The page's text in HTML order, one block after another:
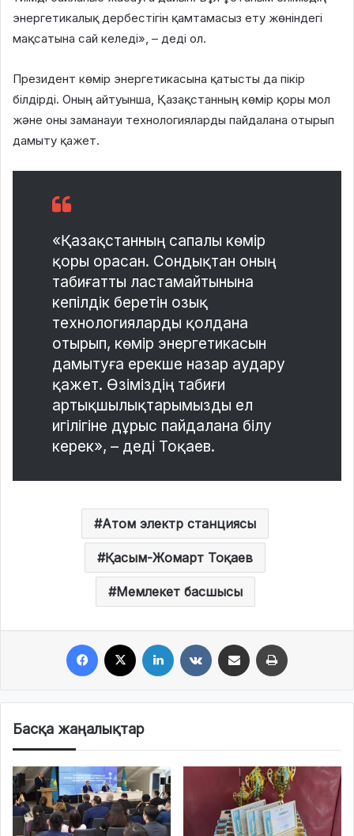
энергетикалық дербестігін қамтамасыз ету жөніндегі
мақсатына сай келеді», – деді ол.
Президент көмір энергетикасына қатысты да пікір
білдірді. Оның айтуынша, Қазақстанның көмір қоры мол
және оны заманауи технологияларды пайдалана отырып
дамыту қажет.
«Қазақстанның сапалы көмір
қоры орасан. Сондықтан оның
табиғатты ластамайтынына
кепілдік беретін озық
технологияларды қолдана
отырып, көмір энергетикасын
дамытуға ерекше назар аудару
қажет. Өзіміздің табиғи
артықшылықтарымызды ел
игілігіне дұрыс пайдалана білу
керек», – деді Тоқаев.
Атом электр станциясы
Қасым-Жомарт Тоқаев
Мемлекет басшысы
Басқа жаңалықтар